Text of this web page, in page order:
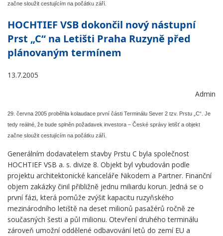
začne sloužit cestujícím na počátku září.
HOCHTIEF VSB dokončil nový nástupní
Prst „C“ na Letišti Praha Ruzyně před
plánovaným termínem
13.7.2005
Admin
29. června 2005 proběhla kolaudace první části Terminálu Sever 2 tzv. Prstu „C“. Je
tedy reálné, že bude splněn požadavek investora – České správy letišť a objekt
začne sloužit cestujícím na počátku září.
Generálním dodavatelem stavby Prstu C byla společnost
HOCHTIEF VSB a. s. divize 8. Objekt byl vybudován podle
projektu architektonické kanceláře Nikodem a Partner. Finanční
objem zakázky činil přibližně jednu miliardu korun. Jedná se o
první fázi, která pomůže zvýšit kapacitu ruzyňského
mezinárodního letiště na deset milionů pasažérů ročně ze
současných šesti a půl milionu. Otevření druhého terminálu
zároveň umožní oddělené odbavování letů do zemí EU a